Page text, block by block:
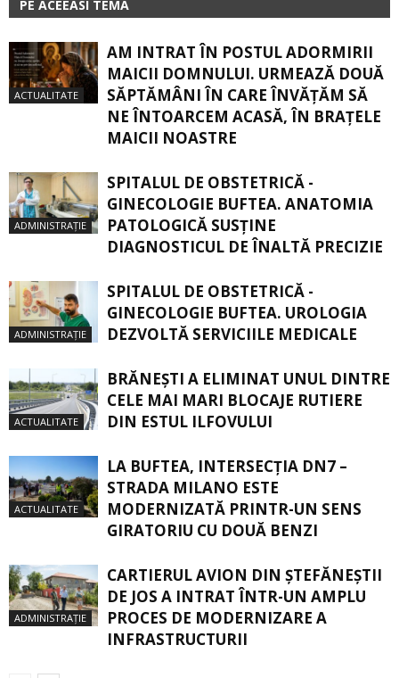
PE ACEEASI TEMA
ACTUALITATE
AM INTRAT ÎN POSTUL ADORMIRII
MAICII DOMNULUI. URMEAZĂ DOUĂ
SĂPTĂMÂNI ÎN CARE ÎNVĂŢĂM SĂ
NE ÎNTOARCEM ACASĂ, ÎN BRAŢELE
MAICII NOASTRE
ADMINISTRAȚIE
SPITALUL DE OBSTETRICĂ -
GINECOLOGIE BUFTEA. ANATOMIA
PATOLOGICĂ SUSŢINE
DIAGNOSTICUL DE ÎNALTĂ PRECIZIE
ADMINISTRAȚIE
SPITALUL DE OBSTETRICĂ -
GINECOLOGIE BUFTEA. UROLOGIA
DEZVOLTĂ SERVICIILE MEDICALE
ACTUALITATE
BRĂNEȘTI A ELIMINAT UNUL DINTRE
CELE MAI MARI BLOCAJE RUTIERE
DIN ESTUL ILFOVULUI
ACTUALITATE
LA BUFTEA, INTERSECŢIA DN7 –
STRADA MILANO ESTE
MODERNIZATĂ PRINTR-UN SENS
GIRATORIU CU DOUĂ BENZI
ADMINISTRAȚIE
CARTIERUL AVION DIN ŞTEFĂNEŞTII
DE JOS A INTRAT ÎNTR-UN AMPLU
PROCES DE MODERNIZARE A
INFRASTRUCTURII